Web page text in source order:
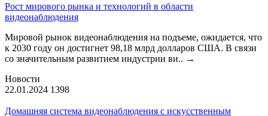
Рост мирового рынка и технологий в области
видеонаблюдения
Мировой рынок видеонаблюдения на подъеме, ожидается, что
к 2030 году он достигнет 98,18 млрд долларов США. В связи
со значительным развитием индустрии ви.. →
Новости
22.01.2024 1398
Домашняя система видеонаблюдения с искусственным